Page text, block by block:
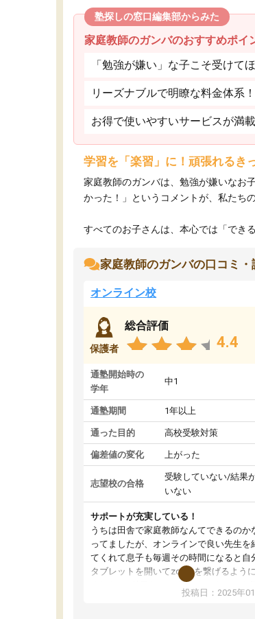
塾探しの窓口編集部からみた
家庭教師のガンバのおすすめポイ
「勉強が嫌い」な子こそ受けて
リーズナブルで明瞭な料金体系
お得で使いやすいサービスが満
学習を「楽習」に！頑張れるき
家庭教師のガンバは、勉強が嫌いなお
かった！」というコメントが、私たち
すべてのお子さんは、本心では「でき
家庭教師のガンバの口コミ・
オンライン校
保護者
総合評価
4.4
通塾開始時の
学年
中1
通塾期間 1年以上
通った目的 高校受験対策
偏差値の変化 上がった
志望校の合格
受験していない/結果
いない
サポートが充実している！
うちは田舎で家庭教師なんてできるのか
ってましたが、オンラインで良い先生を
てくれて息子も毎週その時間になると自
タブレットを開いてzoomを繋げるよう
ました！5科目なんでもOKなのもとても
投稿日：2025年